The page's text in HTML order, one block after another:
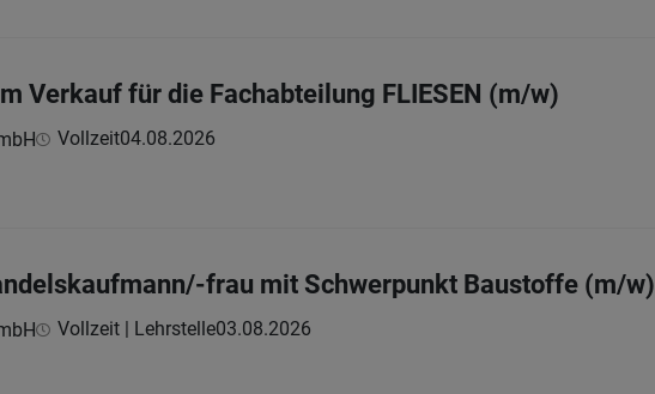
Verkauf für die Fachabteilung FLIESEN (m/w)
Vollzeit04.08.2026
frau mit Schwerpunkt Baustoffe (m/w)
Vollzeit | Lehrstelle03.08.2026